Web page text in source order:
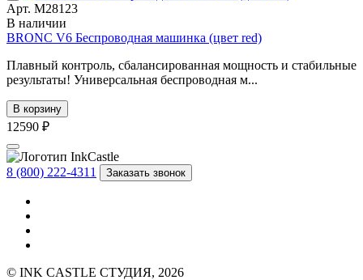
Арт. М28123
В наличии
BRONC V6 Беспроводная машинка (цвет red)
Плавный контроль, сбалансированная мощность и стабильные
результаты! Универсальная беспроводная м...
В корзину
12590 ₽
8 (800) 222-4311 Заказать звонок
© INK CASTLE СТУДИЯ, 2026